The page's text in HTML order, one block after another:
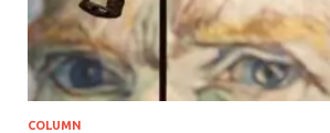
COLUMN